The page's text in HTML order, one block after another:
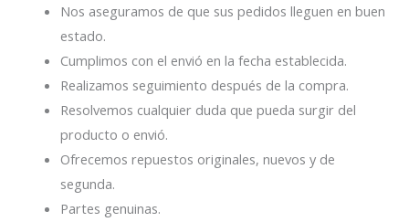
Nos aseguramos de que sus pedidos lleguen en buen
estado.
Cumplimos con el envió en la fecha establecida.
Realizamos seguimiento después de la compra.
Resolvemos cualquier duda que pueda surgir del
producto o envió.
Ofrecemos repuestos originales, nuevos y de
segunda.
Partes genuinas.